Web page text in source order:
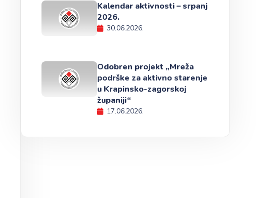
Kalendar aktivnosti – srpanj
2026.
30.06.2026.
Odobren projekt „Mreža
podrške za aktivno starenje
u Krapinsko-zagorskoj
županiji“
17.06.2026.